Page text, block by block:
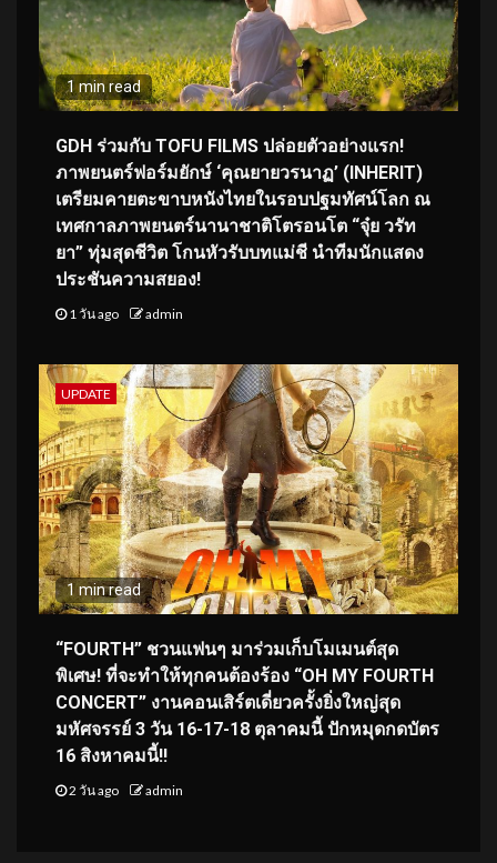
1 min read
GDH ร่วมกับ TOFU FILMS ปล่อยตัวอย่างแรก!
ภาพยนตร์ฟอร์มยักษ์ ‘คุณยายวรนาฏ’ (INHERIT)
เตรียมคายตะขาบหนังไทยในรอบปฐมทัศน์โลก ณ
เทศกาลภาพยนตร์นานาชาติโตรอนโต “จุ๋ย วรัท
ยา” ทุ่มสุดชีวิต โกนหัวรับบทแม่ชี นำทีมนักแสดง
ประชันความสยอง!
1 วัน ago admin
UPDATE
1 min read
“FOURTH” ชวนแฟนๆ มาร่วมเก็บโมเมนต์สุด
พิเศษ! ที่จะทำให้ทุกคนต้องร้อง “OH MY FOURTH
CONCERT” งานคอนเสิร์ตเดี่ยวครั้งยิ่งใหญ่สุด
มหัศจรรย์ 3 วัน 16-17-18 ตุลาคมนี้ ปักหมุดกดบัตร
16 สิงหาคมนี้!!
2 วัน ago admin